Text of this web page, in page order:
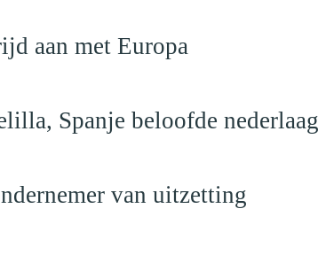
aan met Europa
Spanje beloofde nederlaag
van uitzetting